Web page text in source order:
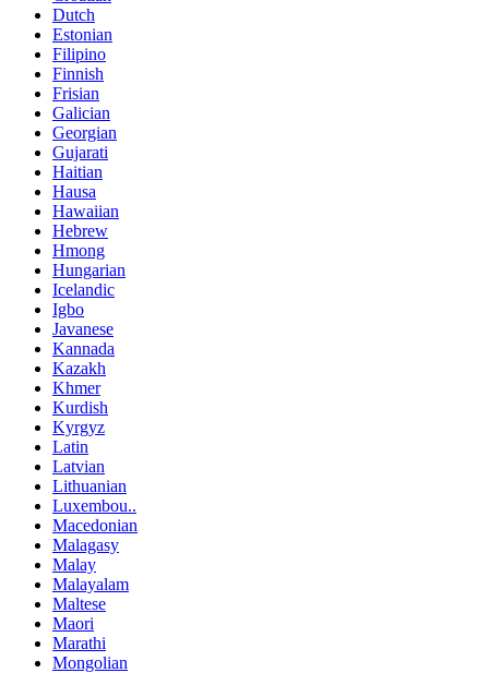
Dutch
Estonian
Filipino
Finnish
Frisian
Galician
Georgian
Gujarati
Haitian
Hausa
Hawaiian
Hebrew
Hmong
Hungarian
Icelandic
Igbo
Javanese
Kannada
Kazakh
Khmer
Kurdish
Kyrgyz
Latin
Latvian
Lithuanian
Luxembou..
Macedonian
Malagasy
Malay
Malayalam
Maltese
Maori
Marathi
Mongolian